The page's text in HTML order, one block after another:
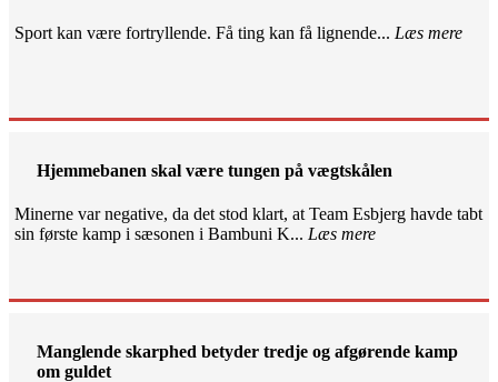
Sport kan være fortryllende. Få ting kan få lignende... Læs mere
Hjemmebanen skal være tungen på vægtskålen
Minerne var negative, da det stod klart, at Team Esbjerg havde tabt
sin første kamp i sæsonen i Bambuni K... Læs mere
Manglende skarphed betyder tredje og afgørende kamp
om guldet